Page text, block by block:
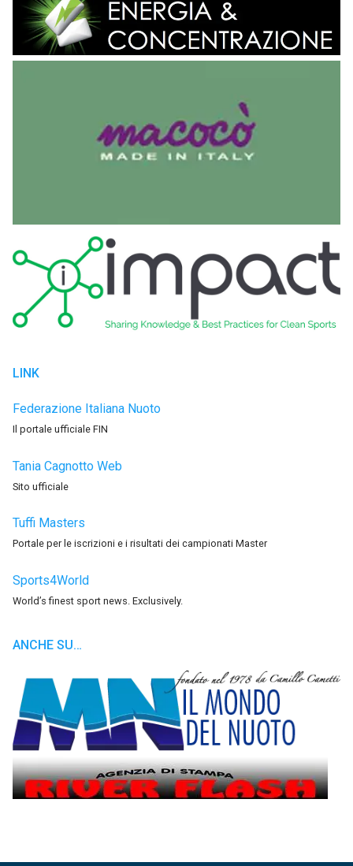
LINK
Federazione Italiana Nuoto
Il portale ufficiale FIN
Tania Cagnotto Web
Sito ufficiale
Tuffi Masters
Portale per le iscrizioni e i risultati dei campionati Master
Sports4World
World’s finest sport news. Exclusively.
ANCHE SU…